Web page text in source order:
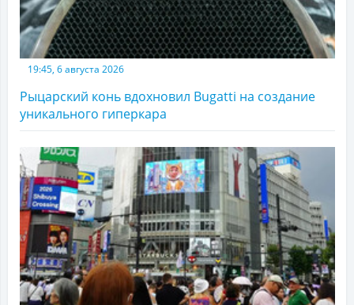
19:45, 6 августа 2026
Рыцарский конь вдохновил Bugatti на создание
уникального гиперкара